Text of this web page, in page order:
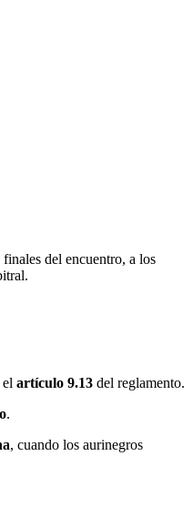
del encuentro, a los
artículo 9.13 del reglamento.
.
, cuando los aurinegros